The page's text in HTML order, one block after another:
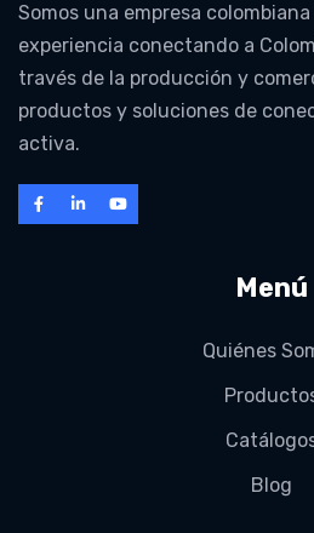
Somos una empresa
experiencia conectando a
través de la producción y
productos y soluciones de
activa.
Menú
Quiénes
Blog